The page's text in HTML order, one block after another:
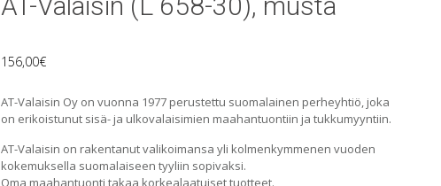
156,00€
AT-Valaisin Oy on vuonna 1977 perustettu suomalainen perheyhtiö, joka
on erikoistunut sisä- ja ulkovalaisimien maahantuontiin ja tukkumyyntiin.
AT-Valaisin on rakentanut valikoimansa yli kolmenkymmenen vuoden
kokemuksella suomalaiseen tyyliin sopivaksi.
Oma maahantuonti takaa korkealaatuiset tuotteet.